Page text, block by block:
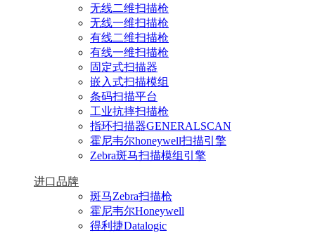
无线二维扫描枪
无线一维扫描枪
有线二维扫描枪
有线一维扫描枪
固定式扫描器
嵌入式扫描模组
条码扫描平台
工业抗摔扫描枪
指环扫描器GENERALSCAN
霍尼韦尔honeywell扫描引擎
Zebra斑马扫描模组引擎
进口品牌
斑马Zebra扫描枪
霍尼韦尔Honeywell
得利捷Datalogic